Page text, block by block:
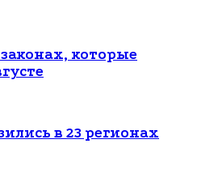
которые
в 23 регионах